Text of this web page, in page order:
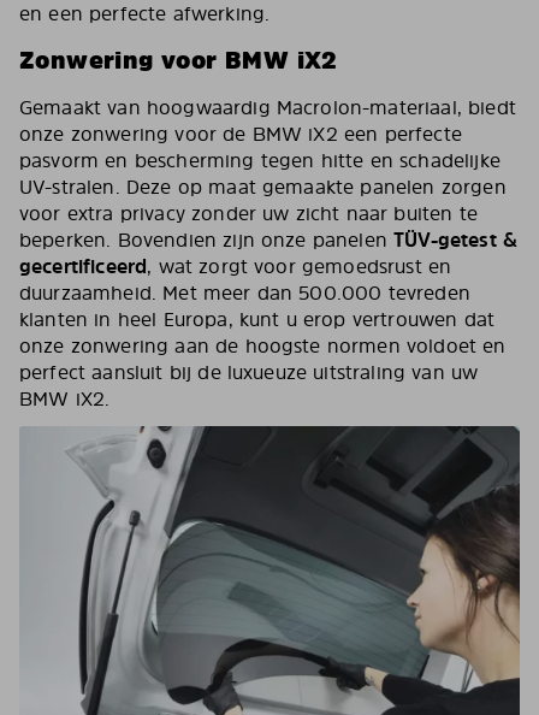
en een perfecte afwerking.
Zonwering voor BMW iX2
Gemaakt van hoogwaardig Macrolon-materiaal, biedt
onze zonwering voor de BMW iX2 een perfecte
pasvorm en bescherming tegen hitte en schadelijke
UV-stralen. Deze op maat gemaakte panelen zorgen
voor extra privacy zonder uw zicht naar buiten te
beperken. Bovendien zijn onze panelenTÜV-getest &
gecertificeerd, wat zorgt voor gemoedsrust en
duurzaamheid. Met meer dan 500.000 tevreden
klanten in heel Europa, kunt u erop vertrouwen dat
onze zonwering aan de hoogste normen voldoet en
perfect aansluit bij de luxueuze uitstraling van uw
BMW iX2.